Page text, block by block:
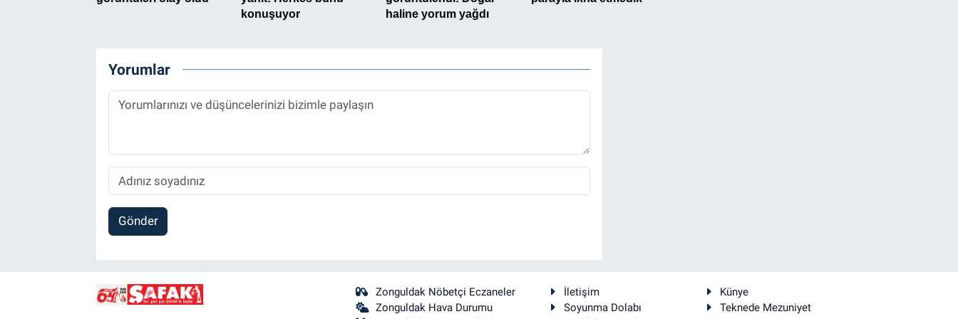
Yorumlar
Gönder
Zonguldak Nöbetçi Eczaneler
Zonguldak Hava Durumu
İletişim
Künye
Soyunma Dolabı
Teknede Mezuniyet